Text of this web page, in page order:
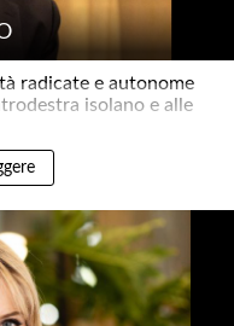
radicate e autonome
isolano e alle